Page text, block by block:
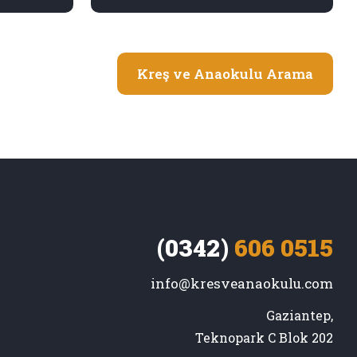
Kreş ve Anaokulu Arama
(0342) 606 0515
info@kresveanaokulu.com
Gaziantep,
Teknopark C Blok 202